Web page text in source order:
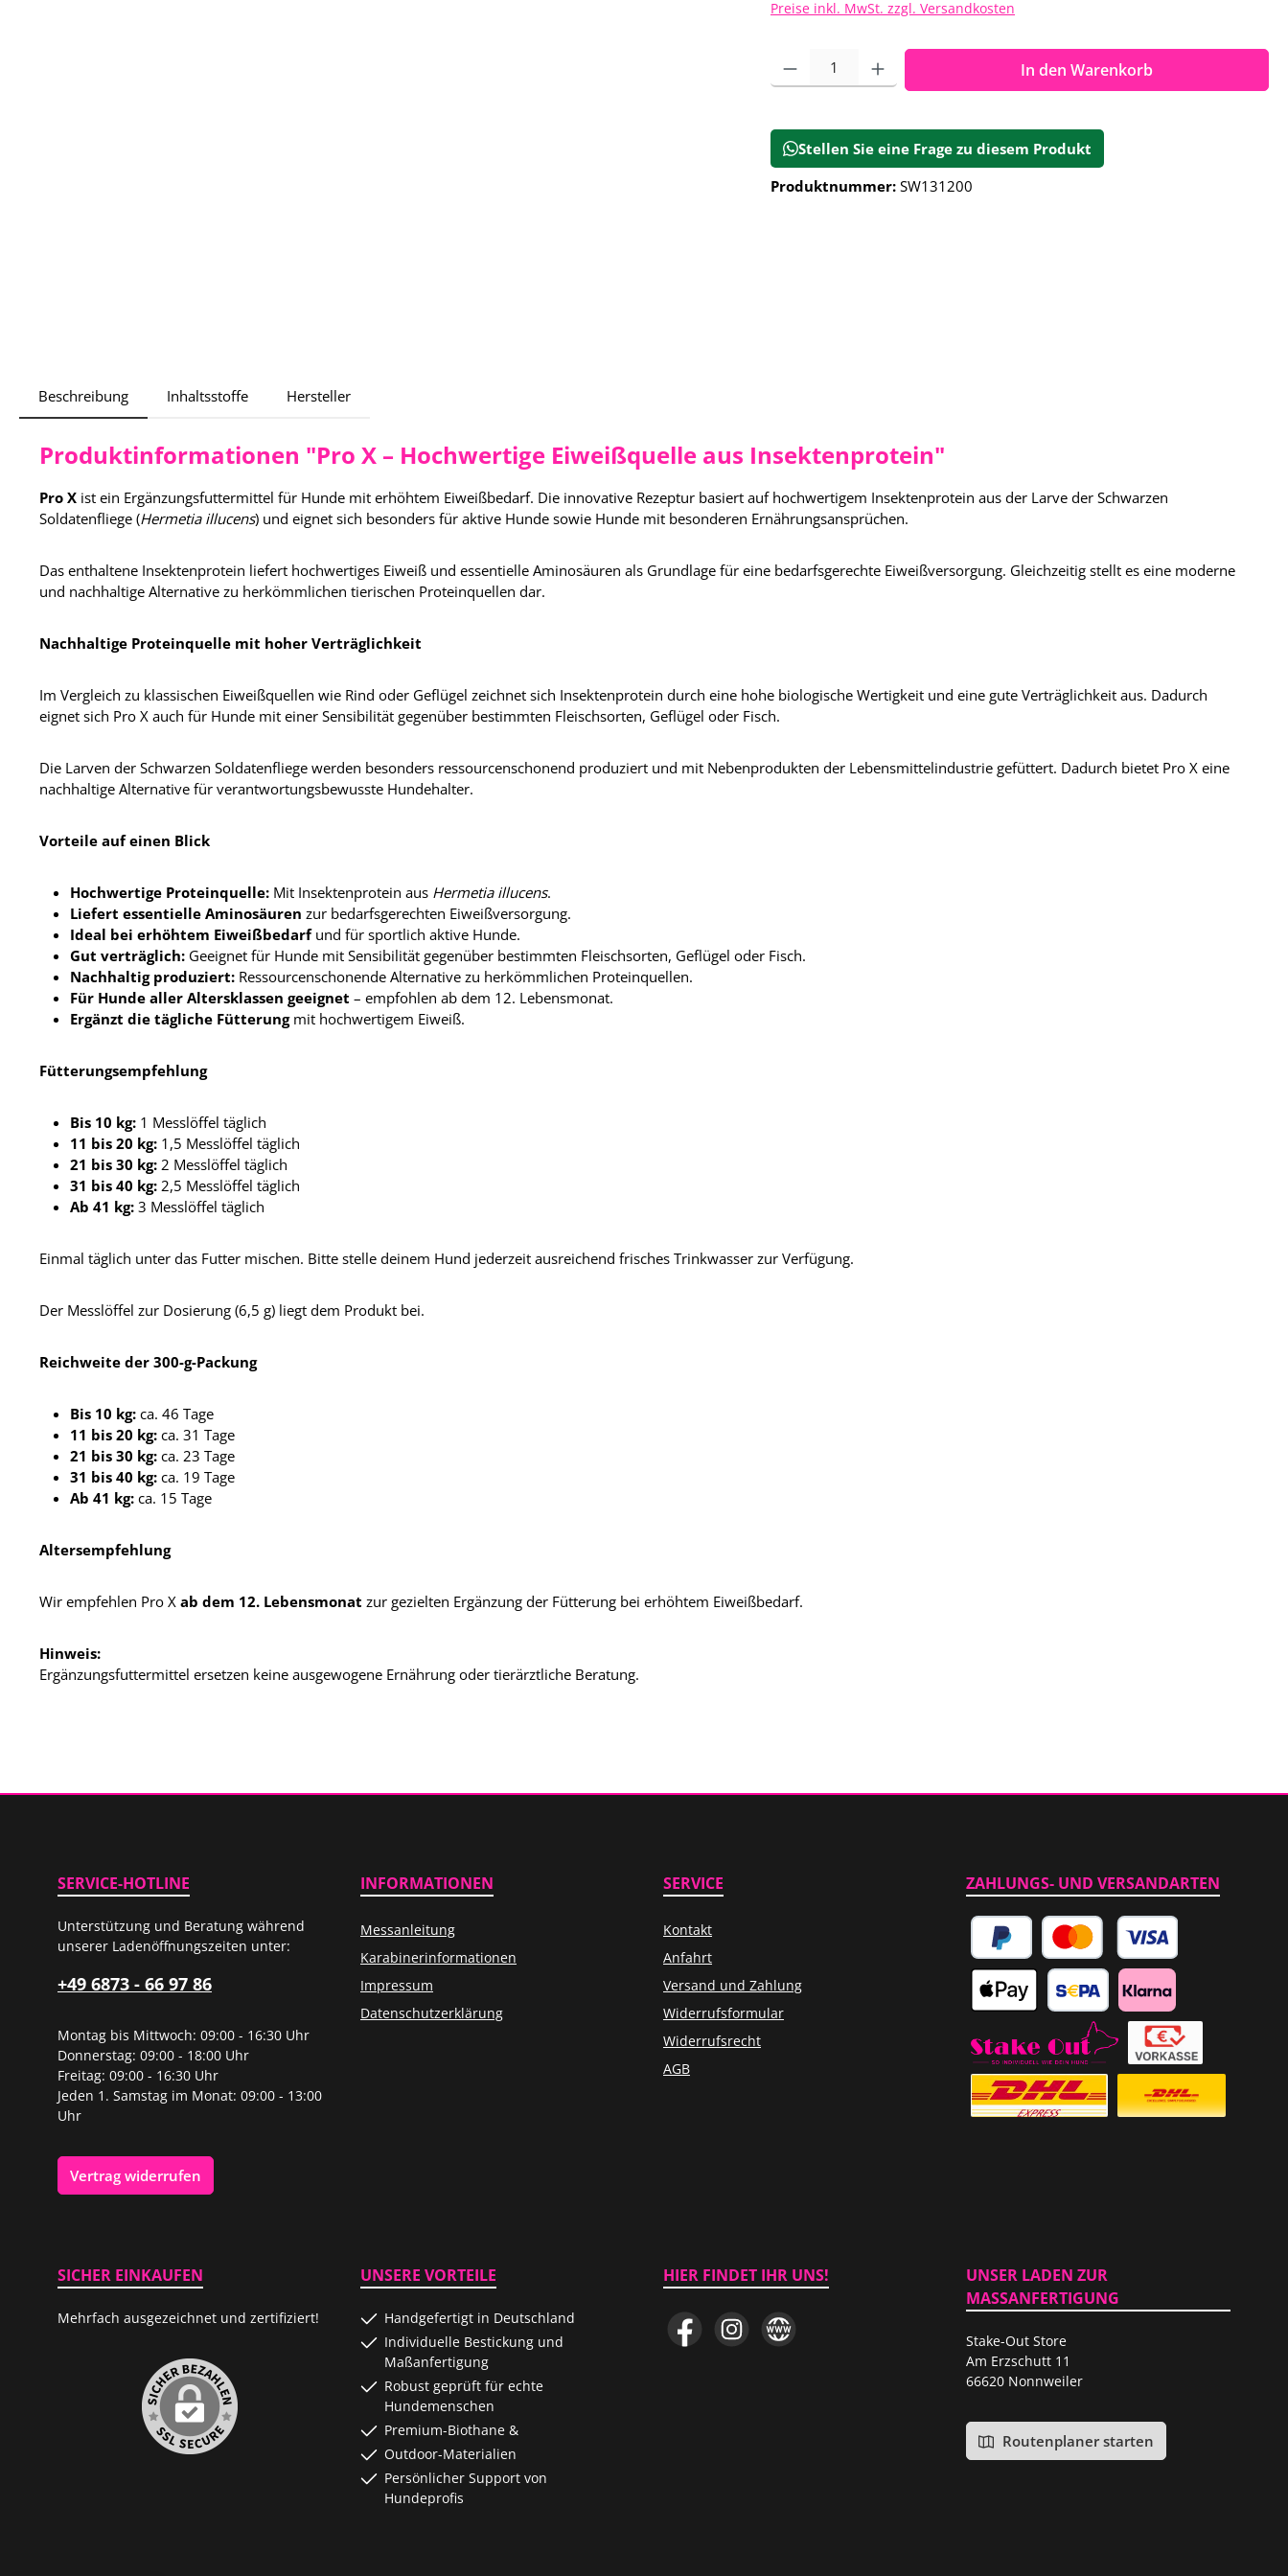
Preise inkl. MwSt. zzgl. Versandkosten
Produkt Anzahl: Gib den gewünschten Wert ein oder benutze die
In den Warenkorb
Stellen Sie eine Frage zu diesem Produkt
Produktnummer: SW131200
Beschreibung Inhaltsstoffe Hersteller
Produktinformationen "Pro X – Hochwertige Eiweißquelle aus Insektenprotein"
Pro X ist ein Ergänzungsfuttermittel für Hunde mit erhöhtem Eiweißbedarf. Die innovative Rezeptur basiert auf hochwertigem Insektenprotein aus der Larve der Schwarzen
Soldatenfliege (Hermetia illucens) und eignet sich besonders für aktive Hunde sowie Hunde mit besonderen Ernährungsansprüchen.
Das enthaltene Insektenprotein liefert hochwertiges Eiweiß und essentielle Aminosäuren als Grundlage für eine bedarfsgerechte Eiweißversorgung. Gleichzeitig stellt es eine moderne
und nachhaltige Alternative zu herkömmlichen tierischen Proteinquellen dar.
Nachhaltige Proteinquelle mit hoher Verträglichkeit
Im Vergleich zu klassischen Eiweißquellen wie Rind oder Geflügel zeichnet sich Insektenprotein durch eine hohe biologische Wertigkeit und eine gute Verträglichkeit aus. Dadurch
eignet sich Pro X auch für Hunde mit einer Sensibilität gegenüber bestimmten Fleischsorten, Geflügel oder Fisch.
Die Larven der Schwarzen Soldatenfliege werden besonders ressourcenschonend produziert und mit Nebenprodukten der Lebensmittelindustrie gefüttert. Dadurch bietet Pro X eine
nachhaltige Alternative für verantwortungsbewusste Hundehalter.
Vorteile auf einen Blick
Hochwertige Proteinquelle: Mit Insektenprotein aus Hermetia illucens.
Liefert essentielle Aminosäuren zur bedarfsgerechten Eiweißversorgung.
Ideal bei erhöhtem Eiweißbedarfund für sportlich aktive Hunde.
Gut verträglich: Geeignet für Hunde mit Sensibilität gegenüber bestimmten Fleischsorten, Geflügel oder Fisch.
Nachhaltig produziert: Ressourcenschonende Alternative zu herkömmlichen Proteinquellen.
Für Hunde aller Altersklassen geeignet – empfohlen ab dem 12. Lebensmonat.
Ergänzt die tägliche Fütterungmit hochwertigem Eiweiß.
Fütterungsempfehlung
Bis 10 kg: 1 Messlöffel täglich
11 bis 20 kg: 1,5 Messlöffel täglich
21 bis 30 kg: 2 Messlöffel täglich
31 bis 40 kg: 2,5 Messlöffel täglich
Ab 41 kg: 3 Messlöffel täglich
Einmal täglich unter das Futter mischen. Bitte stelle deinem Hund jederzeit ausreichend frisches Trinkwasser zur Verfügung.
Der Messlöffel zur Dosierung (6,5 g) liegt dem Produkt bei.
Reichweite der 300-g-Packung
Bis 10 kg: ca. 46 Tage
11 bis 20 kg: ca. 31 Tage
21 bis 30 kg: ca. 23 Tage
31 bis 40 kg: ca. 19 Tage
Ab 41 kg: ca. 15 Tage
Altersempfehlung
Wir empfehlen Pro X ab dem 12. Lebensmonat zur gezielten Ergänzung der Fütterung bei erhöhtem Eiweißbedarf.
Hinweis:
Ergänzungsfuttermittel ersetzen keine ausgewogene Ernährung oder tierärztliche Beratung.
SERVICE-HOTLINE
Unterstützung und Beratung während
unserer Ladenöffnungszeiten unter:
+49 6873 - 66 97 86
Montag bis Mittwoch: 09:00 - 16:30 Uhr
Donnerstag: 09:00 - 18:00 Uhr
Freitag: 09:00 - 16:30 Uhr
Jeden 1. Samstag im Monat: 09:00 - 13:00
Uhr
Vertrag widerrufen
INFORMATIONEN
Messanleitung
Karabinerinformationen
Impressum
Datenschutzerklärung
SERVICE
Kontakt
Anfahrt
Versand und Zahlung
Widerrufsformular
Widerrufsrecht
AGB
ZAHLUNGS- UND VERSANDARTEN
PayPal Kredit- oder Debitkarte
SEPA Lastschrift
Klarna
Vorkasse
Abholung im Laden
SICHER EINKAUFEN
Mehrfach ausgezeichnet und zertifiziert!
UNSERE VORTEILE
Handgefertigt in Deutschland
Individuelle Bestickung und
Maßanfertigung
Robust geprüft für echte
Hundemenschen
Premium-Biothane &
Outdoor-Materialien
Persönlicher Support von
Hundeprofis
HIER FINDET IHR UNS!
FacebookInstagramWebsite
UNSER LADEN ZUR
MASSANFERTIGUNG
Stake-Out Store
Am Erzschutt 11
66620 Nonnweiler
Routenplaner starten